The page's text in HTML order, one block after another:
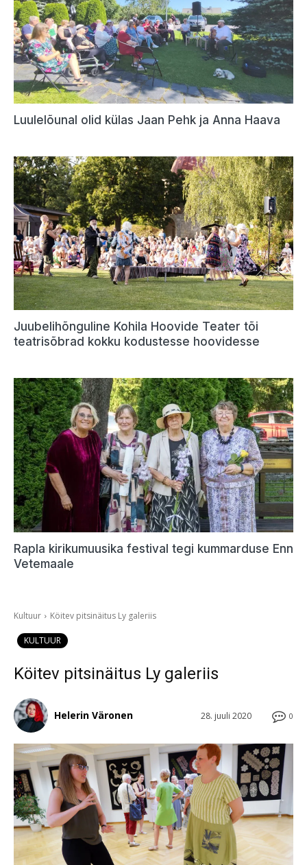
Luulelõunal olid külas Jaan Pehk ja Anna Haava
Juubelihõnguline Kohila Hoovide Teater tõi
teatrisõbrad kokku kodustesse hoovidesse
Rapla kirikumuusika festival tegi kummarduse Enn
Vetemaale